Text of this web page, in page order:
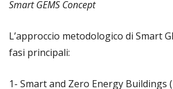
Smart GEMS Concept
L’approccio metodologico di Smart
fasi principali:
1- Smart and Zero Energy Buildings